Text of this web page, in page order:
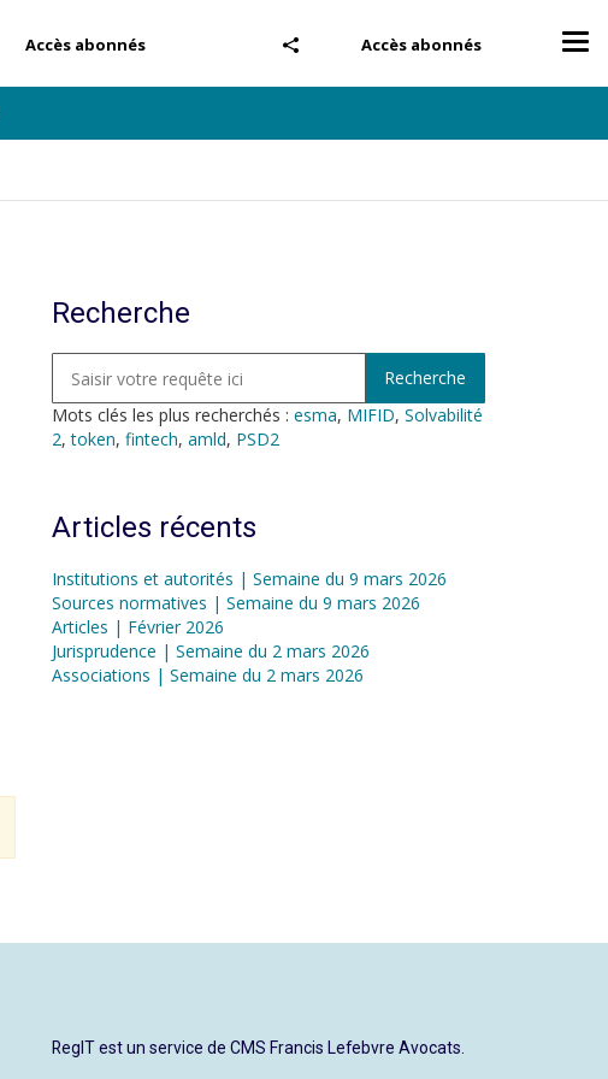
Accès abonnés
Accès abonnés
Recherche
Mots clés les plus recherchés : esma, MIFID, Solvabilité
2,token, fintech, amld, PSD2
Articles récents
Institutions et autorités | Semaine du 9 mars 2026
Sources normatives | Semaine du 9 mars 2026
Articles | Février 2026
Jurisprudence | Semaine du 2 mars 2026
Associations | Semaine du 2 mars 2026
RegIT est un service de CMS Francis Lefebvre Avocats.